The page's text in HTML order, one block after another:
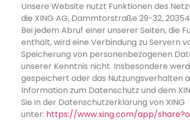
Unsere Website nutzt Funktionen des
die XING AG, Dammtorstraße 29-32,
Bei jedem Abruf einer unserer Seiten, die
enthält, wird eine Verbindung zu Servern
Speicherung von personenbezogenen
unserer Kenntnis nicht. Insbesondere
gespeichert oder das Nutzungsverhalten
Information zum Datenschutz und dem
Sie in der Datenschutzerklärung von XING
unter: https://www.xing.com/app/